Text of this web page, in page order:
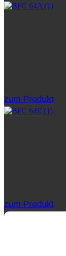
zum Produkt
zum Produkt